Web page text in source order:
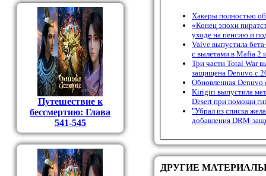
Путешествие к
бессмертию: Глава
541-545
Хакеры полностью
«Конец эпохи
уходе на пенсию и
Valve выпустила
с вылетами в Mafia 2
Три части Total War
защищена Denuvo с
Обновленная Denuvo
Kirigiri выпустила
Desert при помощи
"Убрал из списка
добавления DRM-
ДРУГИЕ